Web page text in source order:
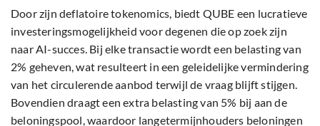
Door zijn deflatoire tokenomics, biedt QUBE een lucratieve
investeringsmogelijkheid voor degenen die op zoek zijn
naar AI-succes. Bij elke transactie wordt een belasting van
2% geheven, wat resulteert in een geleidelijke vermindering
van het circulerende aanbod terwijl de vraag blijft stijgen.
Bovendien draagt een extra belasting van 5% bij aan de
beloningspool, waardoor langetermijnhouders beloningen